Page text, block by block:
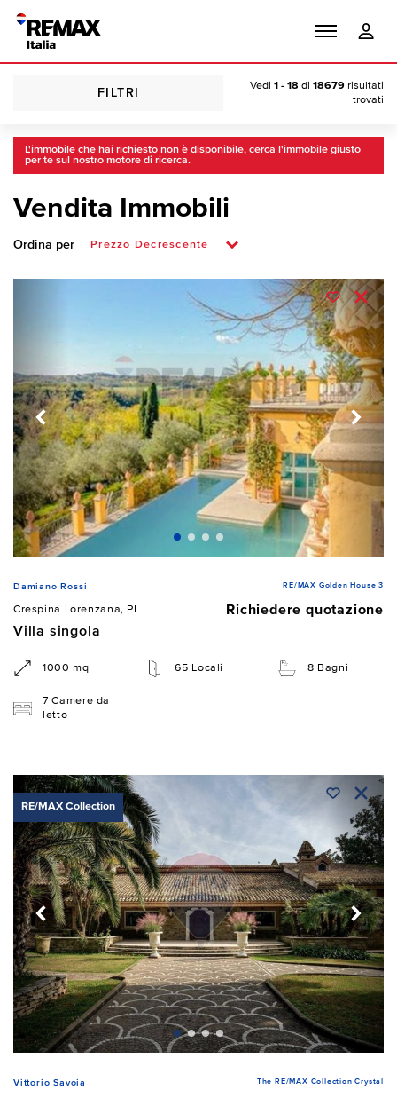
FILTRI
Vedi 1 - 18 di 18679 risultati
trovati
L'immobile che hai richiesto non è disponibile, cerca l'immobile giusto
per te sul nostro motore di ricerca.
Vendita Immobili
Ordina per
Damiano Rossi RE/MAX Golden House 3
Crespina Lorenzana, PI
Richiedere quotazione
Villa singola
1000 mq 65 Locali 8 Bagni
7 Camere da
letto
RE/MAX Collection
Vittorio Savoia The RE/MAX Collection Crystal